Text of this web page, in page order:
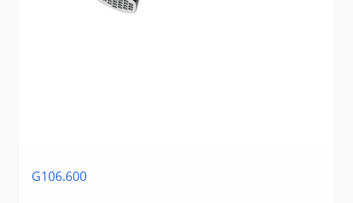
G106.600